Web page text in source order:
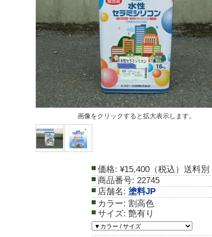
画像をクリックすると拡大表示します。
価格: ¥15,400（税込）送料別
商品番号: 22745
店舗名: 塗料JP
カラー: 割高色
サイズ: 艶有り